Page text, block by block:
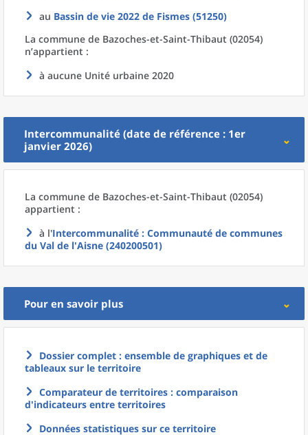
au Bassin de vie 2022 de Fismes (51250)
La commune de Bazoches-et-Saint-Thibaut (02054)
n’appartient :
à aucune Unité urbaine 2020
Intercommunalité (date de référence : 1er
janvier 2026)
La commune de Bazoches-et-Saint-Thibaut (02054)
appartient :
à l'Intercommunalité : Communauté de communes
du Val de l'Aisne (240200501)
Pour en savoir plus
Dossier complet : ensemble de graphiques et de
tableaux sur le territoire
Comparateur de territoires : comparaison
d'indicateurs entre territoires
Données statistiques sur ce territoire